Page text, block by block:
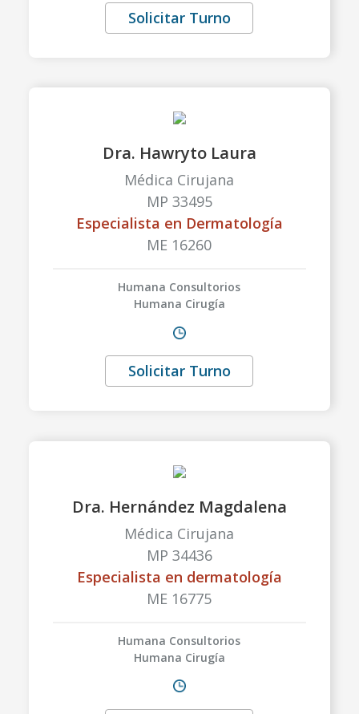
Solicitar Turno
Dra. Hawryto Laura
Médica Cirujana
MP 33495
Especialista en Dermatología
ME 16260
Humana Consultorios
Humana Cirugía
Solicitar Turno
Dra. Hernández Magdalena
Médica Cirujana
MP 34436
Especialista en dermatología
ME 16775
Humana Consultorios
Humana Cirugía